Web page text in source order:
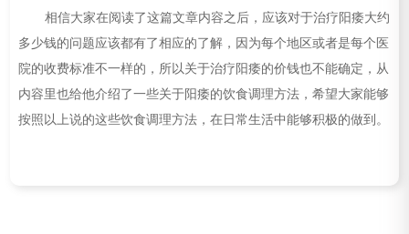
相信大家在阅读了这篇文章内容之后，应该对于治疗阳痿大约
多少钱的问题应该都有了相应的了解，因为每个地区或者是每个医
院的收费标准不一样的，所以关于治疗阳痿的价钱也不能确定，从
内容里也给他介绍了一些关于阳痿的饮食调理方法，希望大家能够
按照以上说的这些饮食调理方法，在日常生活中能够积极的做到。